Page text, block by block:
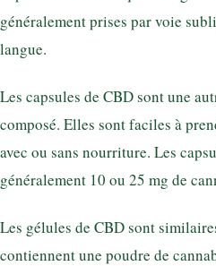
généralement prises par voie
langue.
Les capsules de CBD sont une
composé. Elles sont faciles à
avec ou sans nourriture. Les
généralement 10 ou 25 mg de
Les gélules de CBD sont
contiennent une poudre de